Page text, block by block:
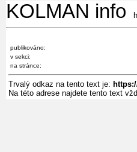
KOLMAN info
publikováno:
v sekci:
na stránce:
Trvalý odkaz na tento text je:
Na této adrese najdete tento text